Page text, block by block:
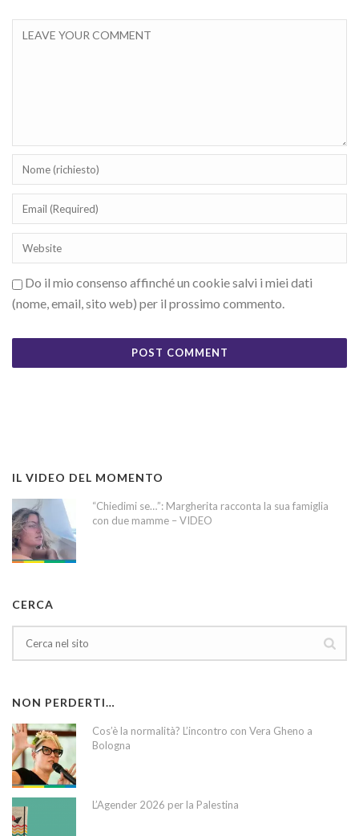
Do il mio consenso affinché un cookie salvi i miei dati
(nome, email, sito web) per il prossimo commento.
IL VIDEO DEL MOMENTO
“Chiedimi se…”: Margherita racconta la sua famiglia
con due mamme – VIDEO
CERCA
NON PERDERTI…
Cos’è la normalità? L’incontro con Vera Gheno a
Bologna
L’Agender 2026 per la Palestina